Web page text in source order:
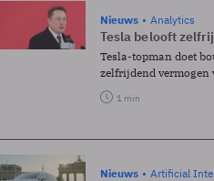
Nieuws Analytics
Tesla belooft
Tesla-topman doet
zelfrijdend vermogen
1 min
Nieuws Artificial